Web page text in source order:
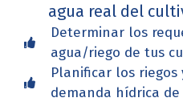
agua real del
Determinar los
agua/riego de tus
Planificar los
demanda hídrica